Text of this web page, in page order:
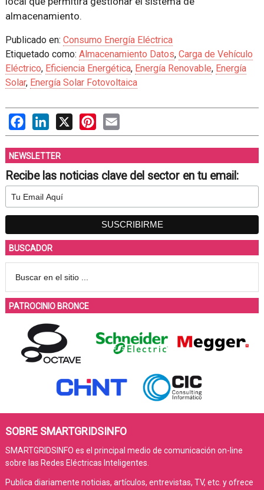
almacenamiento.
Publicado en: Consumo Energía Eléctrica
Etiquetado como: Almacenamiento Datos, Carga de Vehículo
Eléctrico, Eficiencia Energética, Energía Renovable, Energía
Solar, Energía Solar Fotovoltaica
FacebookLinkedIn
X PinterestEmail
NEWSLETTER
Recibe las noticias clave del sector en tu email:
BUSCADOR
PATROCINIO BRONCE
SOBRE SMARTGRIDSINFO
SMARTGRIDSINFO es el principal medio de comunicación on-line
sobre las Redes Eléctricas Inteligentes.
Publica diariamente noticias, artículos, entrevistas, TV, etc. y ofrece